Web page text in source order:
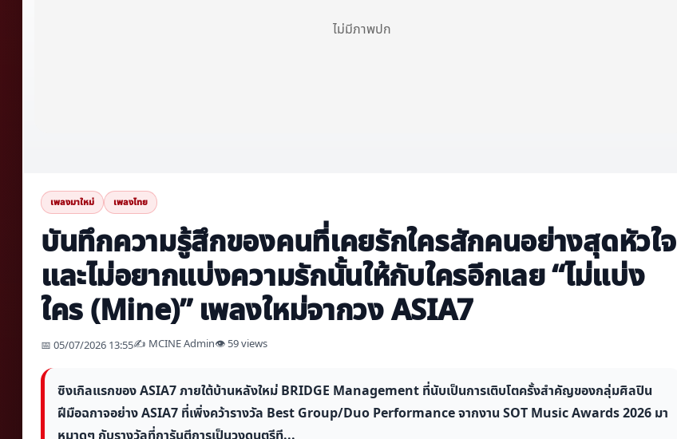
ไม่มีภาพปก
เพลงมาใหม่ เพลงไทย
บันทึกความรู้สึกของคนที่เคยรักใครสักคนอย่างสุดหัวใจ
และไม่อยากแบ่งความรักนั้นให้กับใครอีกเลย “ไม่แบ่ง
ใคร (Mine)” เพลงใหม่จากวง ASIA7
📅 05/07/2026 13:55✍️ MCINE Admin👁 59 views
ซิงเกิลแรกของ ASIA7 ภายใต้บ้านหลังใหม่ BRIDGE Management ที่นับเป็นการเติบโตครั้งสำคัญของกลุ่มศิลปิน
ฝีมือฉกาจอย่าง ASIA7 ที่เพิ่งคว้ารางวัล Best Group/Duo Performance จากงาน SOT Music Awards 2026 มา
หมาดๆ กับรางวัลที่การันตีการเป็นวงดนตรีที...